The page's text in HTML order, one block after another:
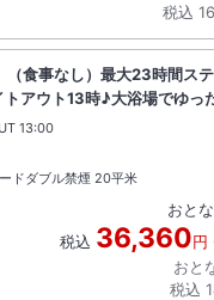
税込
（食事なし）最大23時間ス
アウト13時♪大浴場でゆっ
ンチェックアウト
13:00
ドダブル禁煙 20平米
おとな
税込 36,360円
おと
税込